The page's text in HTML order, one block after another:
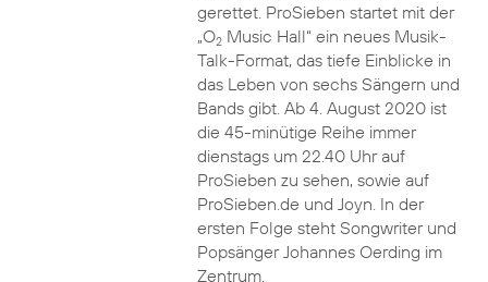
gerettet. ProSieben startet mit der
„O2Music Hall“ ein neues Musik-
Talk-Format, das tiefe Einblicke in
das Leben von sechs Sängern und
Bands gibt. Ab 4. August 2020 ist
die 45-minütige Reihe immer
dienstags um 22.40 Uhr auf
ProSieben zu sehen, sowie auf
ProSieben.de und Joyn. In der
ersten Folge steht Songwriter und
Popsänger Johannes Oerding im
Zentrum.